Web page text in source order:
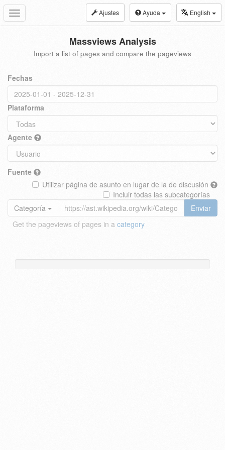
Toggle
navigation
Ajustes Ayuda English
Massviews Analysis
Import a list of pages and compare the pageviews
Fechas
Plataforma
Agente
Fuente
Utilizar página de asunto en lugar de la de discusión
Incluir todas las subcategorías
Categoría
Enviar
Get the pageviews of pages in a category